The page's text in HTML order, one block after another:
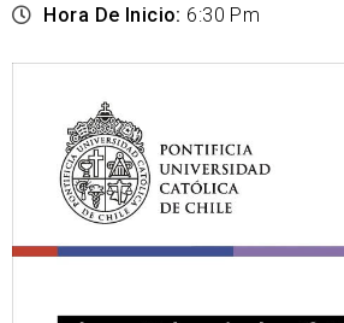
Hora De Inicio: 6:30 Pm